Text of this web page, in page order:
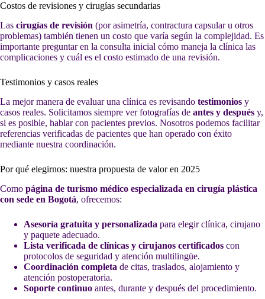
Costos de revisiones y cirugías secundarias
Las cirugías de revisión (por asimetría, contractura capsular u otros
problemas) también tienen un costo que varía según la complejidad. Es
importante preguntar en la consulta inicial cómo maneja la clínica las
complicaciones y cuál es el costo estimado de una revisión.
Testimonios y casos reales
La mejor manera de evaluar una clínica es revisando testimonios y
casos reales. Solicitamos siempre ver fotografías de antes y después y,
si es posible, hablar con pacientes previos. Nosotros podemos facilitar
referencias verificadas de pacientes que han operado con éxito
mediante nuestra coordinación.
Por qué elegirnos: nuestra propuesta de valor en 2025
Como página de turismo médico especializada en cirugía plástica
con sede en Bogotá, ofrecemos:
Asesoría gratuita y personalizada para elegir clínica, cirujano
y paquete adecuado.
Lista verificada de clínicas y cirujanos certificados con
protocolos de seguridad y atención multilingüe.
Coordinación completa de citas, traslados, alojamiento y
atención postoperatoria.
Soporte continuo antes, durante y después del procedimiento.